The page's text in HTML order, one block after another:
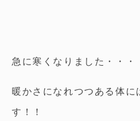
急に寒くなりました・・・
暖かさになれつつある体に
す！！